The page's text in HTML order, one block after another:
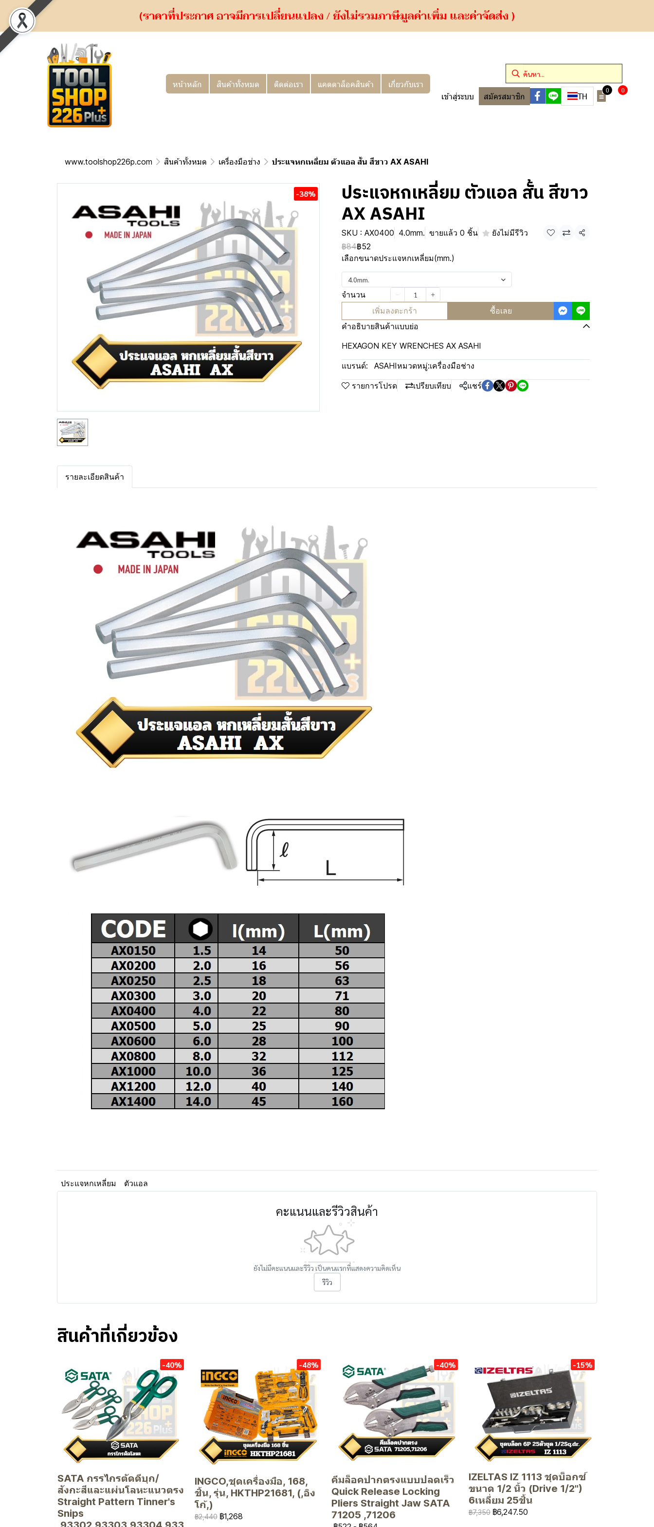
(ราคาที่ประกาศ อาจมีการเปลี่ยนแปลง / ยังไม่รวมภาษีมูลค่าเพิ่ม และค่าจัดส่ง )
หน้าหลัก สินค้าทั้งหมด ติดต่อเรา แคตตาล็อคสินค้า เกี่ยวกับเรา
เข้าสู่ระบบ สมัครสมาชิก TH
0 0
www.toolshop226p.com สินค้าทั้งหมด เครื่องมือช่าง ประแจหกเหลี่ยม ตัวแอล สั้น สีขาว AX ASAHI
-38% ประแจหกเหลี่ยม ตัวแอล สั้น สีขาว
AX ASAHI
SKU : AX0400 4.0mm. ขายแล้ว 0 ชิ้น ยังไม่มีรีวิว
แชร์
฿84฿52
เลือกขนาดประแจหกเหลี่ยม(mm.)
4.0mm.
จำนวน
เพิ่มลงตะกร้า
ซื้อเลย
คำอธิบายสินค้าแบบย่อ
HEXAGON KEY WRENCHES AX ASAHI
แบรนด์: ASAHIหมวดหมู่:เครื่องมือช่าง
รายการโปรด เปรียบเทียบ แชร์
รายละเอียดสินค้า
ประแจหกเหลี่ยม ตัวแอล
คะแนนและรีวิวสินค้า
ยังไม่มีคะแนนและรีวิว เป็นคนแรกที่แสดงความคิดเห็น
รีวิว
สินค้าที่เกี่ยวข้อง
-40%
SATA กรรไกรตัดดีบุก/
สังกะสีและแผ่นโลหะแนวตรง
Straight Pattern Tinner's
Snips
-48%
INGCO,ชุดเครื่องมือ, 168,
ชิ้น, รุ่น, HKTHP21681, (,อิง
โก้,)
฿2,440 ฿1,268
-40%
คีมล็อคปากตรงแบบปลดเร็ว
Quick Release Locking
Pliers Straight Jaw SATA
71205 ,71206
-15%
IZELTAS IZ 1113 ชุดบ็อกซ์
ขนาด 1/2 นิ้ว (Drive 1/2")
6เหลี่ยม 25ชิ้น
฿7,350 ฿6,247.50